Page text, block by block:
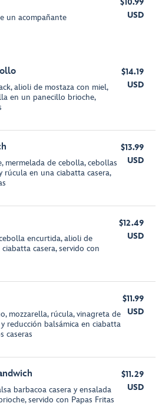
un acompañante
$10.99
USD
alioli de mostaza con miel,
en un panecillo brioche,
$14.19
USD
mermelada de cebolla, cebollas
rúcula en una ciabatta casera,
$13.99
USD
encurtida, alioli de
casera, servido con
$12.49
USD
mozzarella, rúcula, vinagreta de
reducción balsámica en ciabatta
caseras
$11.99
USD
barbacoa casera y ensalada
servido con Papas Fritas
$11.29
USD